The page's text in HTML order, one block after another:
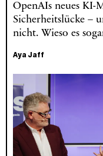
OpenAIs neues KI-
Sicherheitslücke –
nicht. Wieso es
Aya Jaff